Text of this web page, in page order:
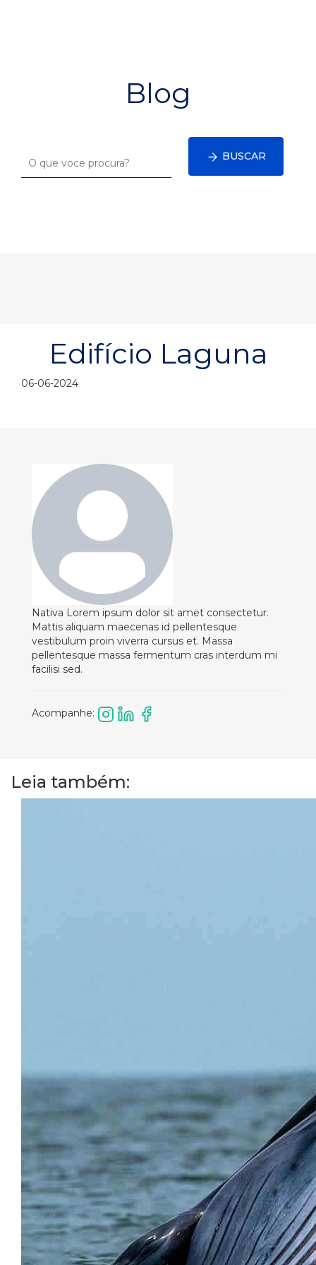
Blog
BUSCAR
Edifício Laguna
06-06-2024
Nativa Lorem ipsum dolor sit amet consectetur.
Mattis aliquam maecenas id pellentesque
vestibulum proin viverra cursus et. Massa
pellentesque massa fermentum cras interdum mi
facilisi sed.
Acompanhe:
Leia também: